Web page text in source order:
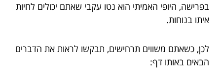
בפרישה, היופי האמיתי הוא נטו עקבי שאתם יכולים לחיות
איתו בנוחות.
לכן, כשאתם משווים תרחישים, תבקשו לראות את הדברים
הבאים באותו דף: